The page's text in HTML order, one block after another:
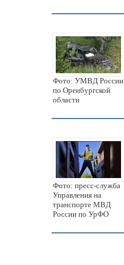
Фото: УМВД России
по Оренбургской
области
Фото: пресс-служба
Управления на
транспорте МВД
России по УрФО